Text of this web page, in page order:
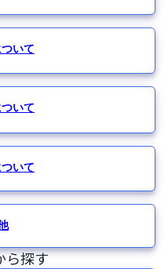
いて
いて
いて
ら探す